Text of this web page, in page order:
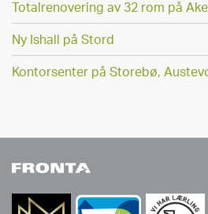
Totalrenovering av 32 rom på
Ny Ishall på Stord
Kontorsenter på Storebø,